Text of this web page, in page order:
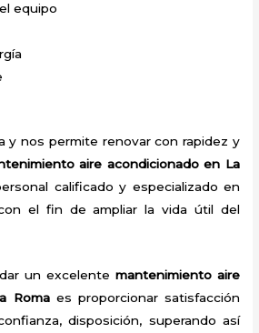
equipo
y nos permite renovar con rapidez y
aire acondicionado en La
calificado y especializado en
el fin de ampliar la vida útil del
un excelente mantenimiento aire
Romaes proporcionar satisfacción
disposición, superando así